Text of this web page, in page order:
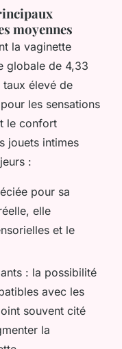
moyennes
la vaginette
globale de 4,33
élevé de
les sensations
le confort
jouets intimes
:
pour sa
elle
et le
: la possibilité
avec les
souvent cité
la